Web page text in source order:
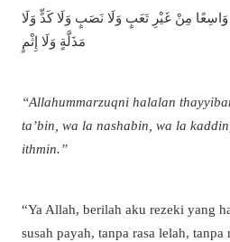
وَاسِعًا مِنْ غَيْرِ تَعَبٍ وَلَا نَصَبٍ وَلَا كَدٍّ وَلَا
مَذَلَّةٍ وَلَا إِثْمٍ
“Allahummarzuqni halalan
ta’bin, wa la nashabin, wa la
ithmin.”
“Ya Allah, berilah aku rezeki yang
susah payah, tanpa rasa lelah, tanpa